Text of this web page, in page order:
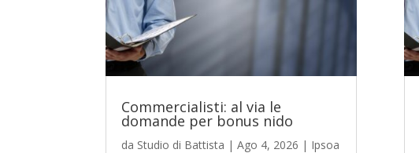
Commercialisti: al via le
domande per bonus nido
da Studio di Battista |Ago 4, 2026 | Ipsoa